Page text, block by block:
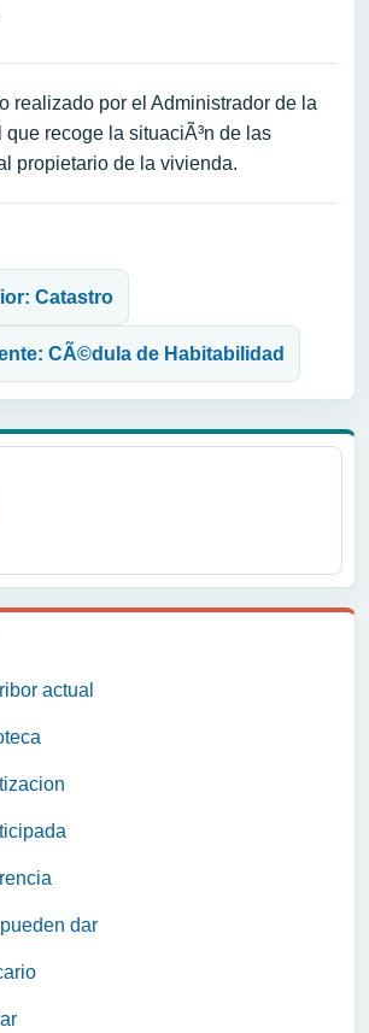
actual
dar
realizado por el Administrador de la
recoge la situaciÃ³n de las
propietario de la vivienda.
Catastro
CÃ©dula de Habitabilidad